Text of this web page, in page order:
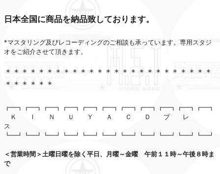
日本全国に商品を納品致しております。
*マスタリング及びレコーディングのご相談も承っています。専用スタジ
オをご紹介させて頂きます。
＊＊＊＊＊＊＊＊＊＊＊＊＊＊＊＊＊＊＊＊＊＊＊＊＊
＊＊＊＊＊＊
┏━┓┏━┓┏━┓┏━┓┏━┓┏━┓┏━┓┏━┓┏━┓┏━┓┏━┓
Ｋ Ｉ Ｎ Ｕ Ｙ Ａ Ｃ Ｄ プ レ
ス
┗━┛┗━┛┗━┛┗━┛┗━┛┗━┛┗━┛┗━┛┗━┛┗━┛┗━┛
＜営業時間＞土曜日曜を除く平日、月曜～金曜 午前１１時～午後８時ま
で